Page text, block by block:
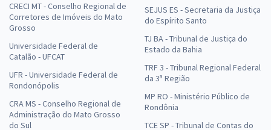
CRECI MT - Conselho Regional de
Corretores de Imóveis do Mato
Grosso
Universidade Federal de
Catalão - UFCAT
UFR - Universidade Federal de
Rondonópolis
CRA MS - Conselho Regional de
Administração do Mato Grosso
do Sul
SEJUS ES - Secretaria da Justiça
do Espírito Santo
TJ BA - Tribunal de Justiça do
Estado da Bahia
TRF 3 - Tribunal Regional Federal
da 3ª Região
MP RO - Ministério Público de
Rondônia
TCE SP - Tribunal de Contas do